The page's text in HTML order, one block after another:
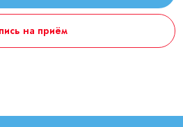
на приём